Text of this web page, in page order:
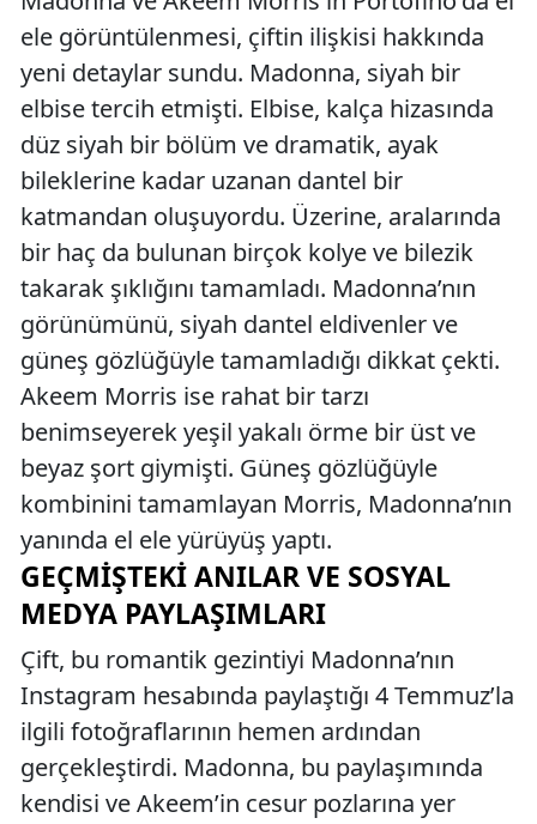
ele görüntülenmesi, çiftin ilişkisi hakkında
yeni detaylar sundu. Madonna, siyah bir
elbise tercih etmişti. Elbise, kalça hizasında
düz siyah bir bölüm ve dramatik, ayak
bileklerine kadar uzanan dantel bir
katmandan oluşuyordu. Üzerine, aralarında
bir haç da bulunan birçok kolye ve bilezik
takarak şıklığını tamamladı. Madonna’nın
görünümünü, siyah dantel eldivenler ve
güneş gözlüğüyle tamamladığı dikkat çekti.
Akeem Morris ise rahat bir tarzı
benimseyerek yeşil yakalı örme bir üst ve
beyaz şort giymişti. Güneş gözlüğüyle
kombinini tamamlayan Morris, Madonna’nın
yanında el ele yürüyüş yaptı.
GEÇMIŞTEKI ANILAR VE SOSYAL
MEDYA PAYLAŞIMLARI
Çift, bu romantik gezintiyi Madonna’nın
Instagram hesabında paylaştığı 4 Temmuz’la
ilgili fotoğraflarının hemen ardından
gerçekleştirdi. Madonna, bu paylaşımında
kendisi ve Akeem’in cesur pozlarına yer